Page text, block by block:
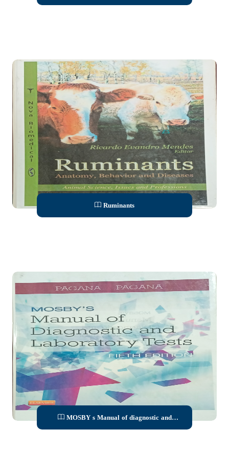
Ruminants
MOSBY s Manual of diagnostic and